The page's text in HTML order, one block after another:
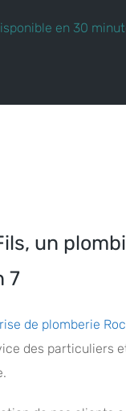
en 30
un
7
de plomberie
des particuliers